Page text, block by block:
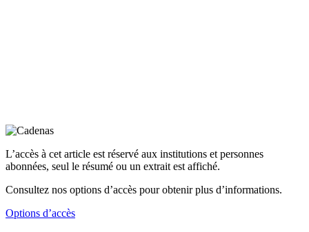
L’accès à cet article est réservé aux institutions et personnes
abonnées, seul le résumé ou un extrait est affiché.
Consultez nos options d’accès pour obtenir plus d’informations.
Options d’accès